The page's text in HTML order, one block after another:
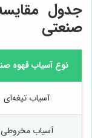
جدول
صنعتی
نوع آسیاب قهوه
آسیاب تیغه‌ای
آسیاب مخروطی